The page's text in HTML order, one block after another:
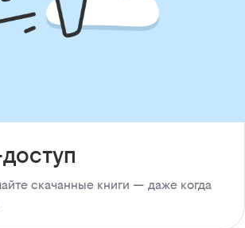
скачанные книги — даже когда